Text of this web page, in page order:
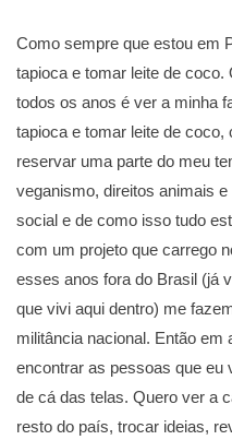
Como sempre que estou em
tapioca e tomar leite de
todos os anos é ver a minha
tapioca e tomar leite de
reservar uma parte do meu
veganismo, direitos animais
social e de como isso tudo
com um projeto que carrego
esses anos fora do Brasil (já
que vivi aqui dentro) me
militância nacional. Então em
encontrar as pessoas que eu
de cá das telas. Quero ver a
resto do país, trocar ideias,